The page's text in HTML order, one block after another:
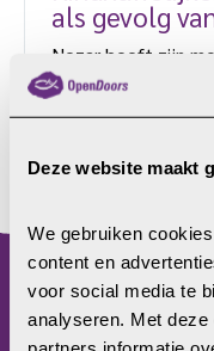
Deze website maakt
We gebruiken
content en
voor social media te
analyseren. Met
als gevolg
Nezar heeft zijn
woont in Europa.
zijn land, maar
zorgen over de
landgenoten in
stijging van het
uitbreken van de
LEES MEER
menu